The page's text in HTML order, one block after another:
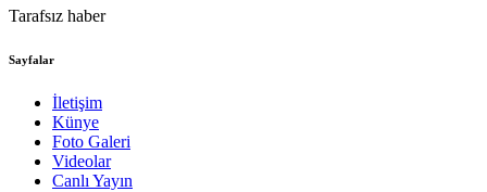
Tarafsız haber
Sayfalar
İletişim
Künye
Foto Galeri
Videolar
Canlı Yayın